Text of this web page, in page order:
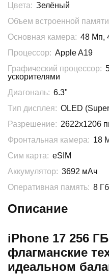
Цвета: Зелёный
Объем встроенной
Основная камера: 48 Мп,
Процессор: Apple A19
Графический процессор:
ускорителями
Диагональ: 6.3"
Тип дисплея: OLED
Разрешение: 2622x1206
Фронтальная камера: 18
Сим карта: eSIM
Аккумулятор: 3692 мАч
Оперативная память: 8 Гб
Описание
iPhone 17 256
флагманские
идеальном